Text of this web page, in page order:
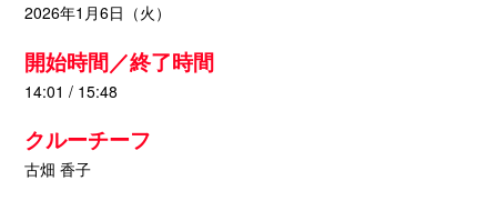
2026年1月6日（火）
開始時間／終了時間
14:01 / 15:48
クルーチーフ
古畑 香子